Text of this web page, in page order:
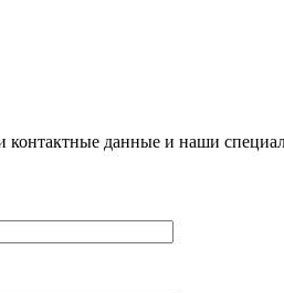
контактные данные и наши